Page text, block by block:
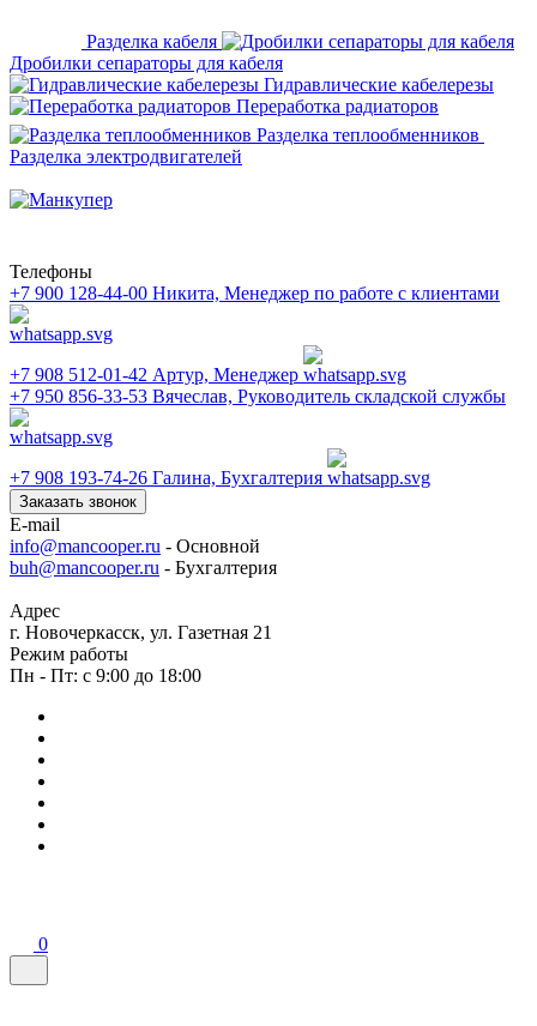
Разделка кабеля
Дробилки сепараторы для кабеля
Гидравлические кабелерезы
Переработка радиаторов
Разделка теплообменников
Разделка электродвигателей
Телефоны
+7 900 128-44-00 Никита, Менеджер по работе с клиентами
+7 908 512-01-42 Артур, Менеджер
+7 950 856-33-53 Вячеслав, Руководитель складской службы
+7 908 193-74-26 Галина, Бухгалтерия
Заказать звонок
E-mail
info@mancooper.ru - Основной
buh@mancooper.ru - Бухгалтерия
Адрес
г. Новочеркасск, ул. Газетная 21
Режим работы
Пн - Пт: с 9:00 до 18:00
0